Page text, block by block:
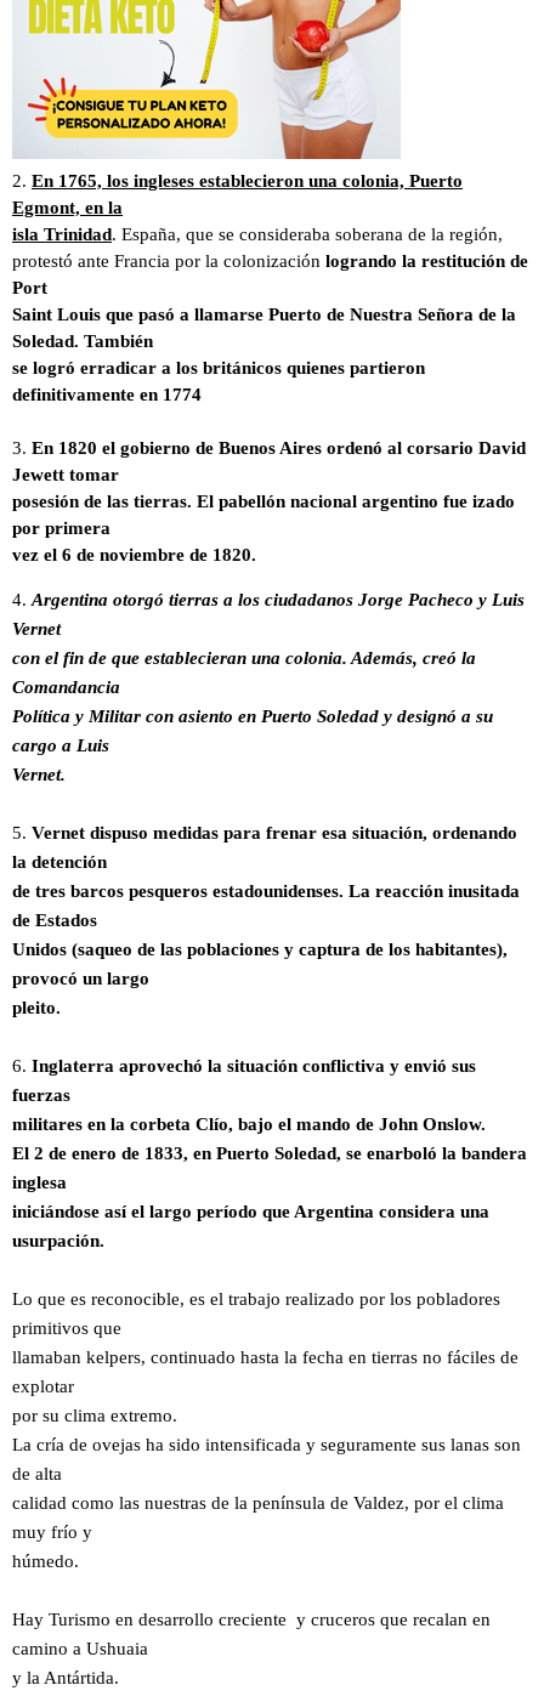
2. En 1765, los ingleses establecieron una colonia, Puerto
Egmont, en la
isla Trinidad. España, que se consideraba soberana de la región,
protestó ante Francia por la colonización logrando la restitución de
Port
Saint Louis que pasó a llamarse Puerto de Nuestra Señora de la
Soledad. También
se logró erradicar a los británicos quienes partieron
definitivamente en 1774
3. En 1820 el gobierno de Buenos Aires ordenó al corsario David
Jewett tomar
posesión de las tierras. El pabellón nacional argentino fue izado
por primera
vez el 6 de noviembre de 1820.
4.Argentina otorgó tierras a los ciudadanos Jorge Pacheco y Luis
Vernet
con el fin de que establecieran una colonia. Además, creó la
Comandancia
Política y Militar con asiento en Puerto Soledad y designó a su
cargo a Luis
Vernet.
5. Vernet dispuso medidas para frenar esa situación, ordenando
la detención
de tres barcos pesqueros estadounidenses. La reacción inusitada
de Estados
Unidos (saqueo de las poblaciones y captura de los habitantes),
provocó un largo
pleito.
6. Inglaterra aprovechó la situación conflictiva y envió sus
fuerzas
militares en la corbeta Clío, bajo el mando de John Onslow.
El 2 de enero de 1833, en Puerto Soledad, se enarboló la bandera
inglesa
iniciándose así el largo período que Argentina considera una
usurpación.
Lo que es reconocible, es el trabajo realizado por los pobladores
primitivos que
llamaban kelpers, continuado hasta la fecha en tierras no fáciles de
explotar
por su clima extremo.
La cría de ovejas ha sido intensificada y seguramente sus lanas son
de alta
calidad como las nuestras de la península de Valdez, por el clima
muy frío y
húmedo.
Hay Turismo en desarrollo creciente y cruceros que recalan en
camino a Ushuaia
y la Antártida.